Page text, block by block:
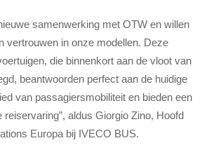
samenwerking met OTW en willen
vertrouwen in onze modellen. Deze
die binnenkort aan de vloot van
beantwoorden perfect aan de huidige
van passagiersmobiliteit en bieden een
reiservaring”, aldus Giorgio Zino, Hoofd
Europa bij IVECO BUS.